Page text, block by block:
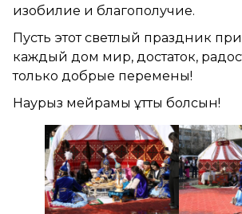
изобилие и благополучие.
Пусть этот светлый праздник
каждый дом мир, достаток,
только добрые перемены!
Наурыз мейрамы құтты болсын!